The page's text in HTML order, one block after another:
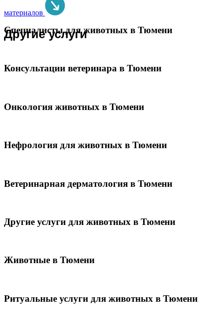
материалов
Другие услуги
Специалисты для животных в Тюмени
Консультации ветеринара в Тюмени
Онкология животных в Тюмени
Нефрология для животных в Тюмени
Ветеринарная дерматология в Тюмени
Другие услуги для животных в Тюмени
Животные в Тюмени
Ритуальные услуги для животных в Тюмени